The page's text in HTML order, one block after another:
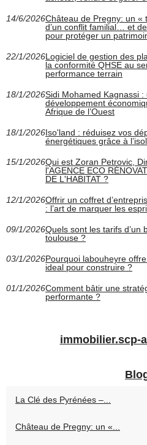
14/6/2026Château de Pregny: un
d’un conflit familial… et
pour protéger un
22/1/2026Logiciel de gestion des
la conformité QHSE au
performance terrain
18/1/2026Sidi Mohamed Kagnassi :
développement
Afrique de l’Ouest
18/1/2026Iso'land : réduisez vos
énergétiques grâce à
15/1/2026Qui est Zoran Petrovic,
l'AGENCE ECO
DE L'HABITAT ?
12/1/2026Offrir un coffret
: l’art de marquer les
09/1/2026Quels sont les tarifs d’un
toulouse ?
03/1/2026Pourquoi labouheyre
ideal pour construire ?
01/1/2026Comment bâtir une
performante ?
immobilier.scp-
La Clé des Pyrénées –...
Château de Pregny: un «...